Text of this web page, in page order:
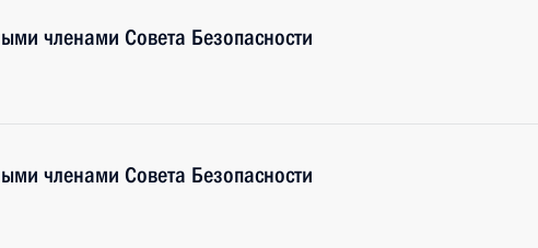
членами Совета Безопасности
членами Совета Безопасности